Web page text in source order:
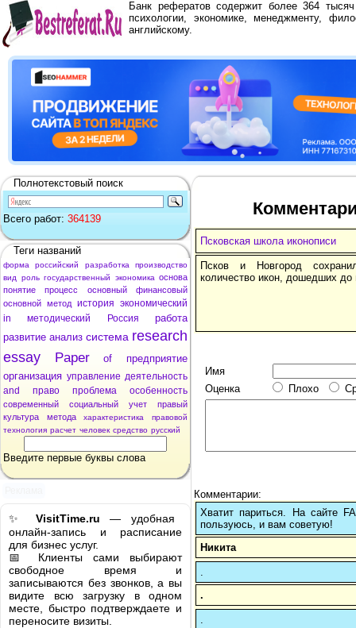
Банк рефератов содержит более 364
психологии, экономике, менеджменту,
английскому.
Полнотекстовый поиск
Всего работ: 364139
Теги названий
форма российский разработка
производство
вид
роль государственный экономика основа
понятие
процесс основный
финансовый
основной метод история экономический
in
методический Россия
работа
развитие анализ система research
essay
Paper of
предприятие
организация управление деятельность
and
право проблема особенность
современный социальный учет
правый
культура
метода характеристика
правовой
технология расчет человек средство русский
Введите первые буквы слова
✨ VisitTime.ru — удобная
онлайн-запись и расписание
для бизнес услуг.
📅 Клиенты сами выбирают
свободное время и
записываются без звонков, а вы
видите всю загрузку в одном
месте, быстро подтверждаете и
переносите визиты.
Псковская школа иконописи
Псков и Новгород
количество икон, дошедших
Имя
Оценка
Плохо
Комментарии:
Хватит париться. На сайте
пользуюсь, и вам советую!
Никита
.